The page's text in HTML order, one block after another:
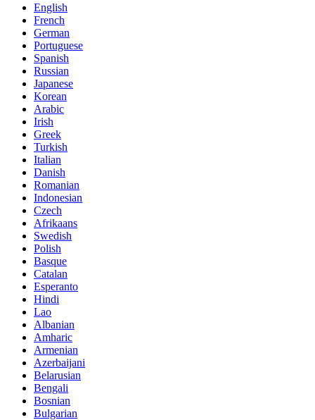
English
French
German
Portuguese
Spanish
Russian
Japanese
Korean
Arabic
Irish
Greek
Turkish
Italian
Danish
Romanian
Indonesian
Czech
Afrikaans
Swedish
Polish
Basque
Catalan
Esperanto
Hindi
Lao
Albanian
Amharic
Armenian
Azerbaijani
Belarusian
Bengali
Bosnian
Bulgarian